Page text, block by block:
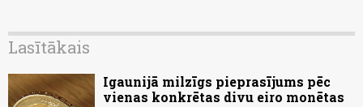
Lasītākais
Igaunijā milzīgs pieprasījums pēc
vienas konkrētas divu eiro monētas